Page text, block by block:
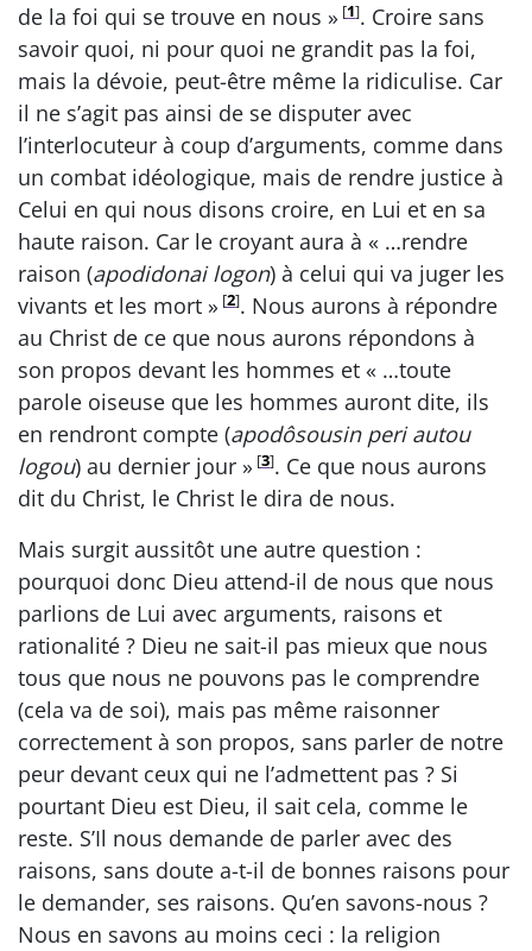
de la foi qui se trouve en nous » [1]. Croire sans
savoir quoi, ni pour quoi ne grandit pas la foi,
mais la dévoie, peut-être même la ridiculise. Car
il ne s’agit pas ainsi de se disputer avec
l’interlocuteur à coup d’arguments, comme dans
un combat idéologique, mais de rendre justice à
Celui en qui nous disons croire, en Lui et en sa
haute raison. Car le croyant aura à « …rendre
raison (apodidonai logon) à celui qui va juger les
vivants et les mort » [2]. Nous aurons à répondre
au Christ de ce que nous aurons répondons à
son propos devant les hommes et « …toute
parole oiseuse que les hommes auront dite, ils
en rendront compte (apodôsousin peri autou
logou) au dernier jour » [3]. Ce que nous aurons
dit du Christ, le Christ le dira de nous.
Mais surgit aussitôt une autre question :
pourquoi donc Dieu attend-il de nous que nous
parlions de Lui avec arguments, raisons et
rationalité ? Dieu ne sait-il pas mieux que nous
tous que nous ne pouvons pas le comprendre
(cela va de soi), mais pas même raisonner
correctement à son propos, sans parler de notre
peur devant ceux qui ne l’admettent pas ? Si
pourtant Dieu est Dieu, il sait cela, comme le
reste. S’Il nous demande de parler avec des
raisons, sans doute a-t-il de bonnes raisons pour
le demander, ses raisons. Qu’en savons-nous ?
Nous en savons au moins ceci : la religion